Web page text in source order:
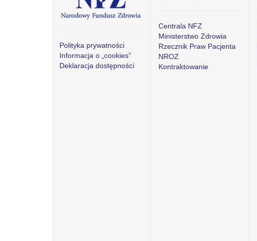
Polityka prywatności
Informacja o „cookies”
Deklaracja dostępności
Centrala NFZ
Ministerstwo Zdrowia
Rzecznik Praw Pacjenta
NROZ
Kontraktowanie